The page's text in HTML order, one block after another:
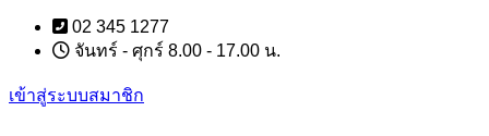
Skip
content
02 345 1277
จันทร์ - ศุกร์ 8.00 - 17.00 น.
เข้าสู่ระบบสมาชิก